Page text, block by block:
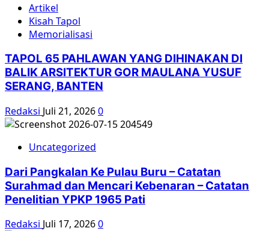
Artikel
Kisah Tapol
Memorialisasi
TAPOL 65 PAHLAWAN YANG DIHINAKAN DI
BALIK ARSITEKTUR GOR MAULANA YUSUF
SERANG, BANTEN
Redaksi Juli 21, 20260
Uncategorized
Dari Pangkalan Ke Pulau Buru – Catatan
Surahmad dan Mencari Kebenaran – Catatan
Penelitian YPKP 1965 Pati
Redaksi Juli 17, 20260